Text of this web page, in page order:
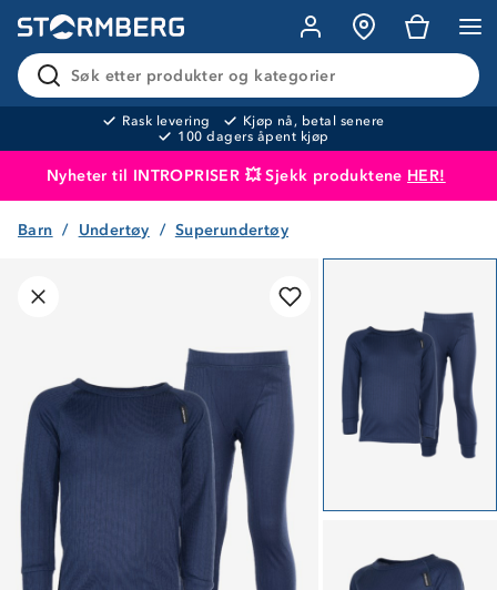
Søk etter produkter og kategorier
Rask levering
Kjøp nå, betal senere
100 dagers åpent kjøp
Nyheter til INTROPRISER 💥 Sjekk produktene HER!
Produktet er lagt i handlekurven
Barn Undertøy Superundertøy